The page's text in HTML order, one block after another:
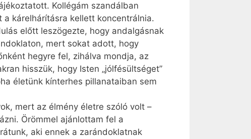
Kollégám szandálban
kárelhárításra kellett koncentrálnia.
előtt leszögezte, hogy andalgásnak
mert sokat adott, hogy
hegyre fel, zihálva mondja, az
hisszük, hogy Isten „jólfésültséget”
életünk kínterhes pillanataiban sem
mert az élmény életre szóló volt –
Örömmel ajánlottam fel a
aki ennek a zarándoklatnak